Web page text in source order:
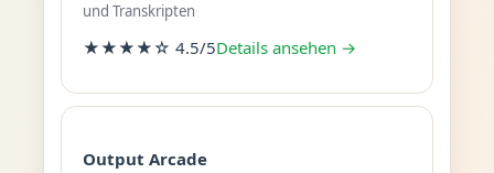
und Transkripten
★★★★☆ 4.5/5Details ansehen →
Output Arcade